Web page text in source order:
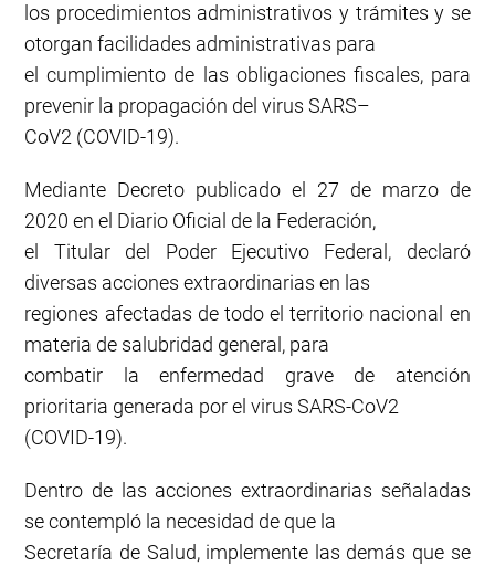
los procedimientos administrativos y trámites y se
otorgan facilidades administrativas para
el cumplimiento de las obligaciones fiscales, para
prevenir la propagación del virus SARS–
CoV2 (COVID-19).
Mediante Decreto publicado el 27 de marzo de
2020 en el Diario Oficial de la Federación,
el Titular del Poder Ejecutivo Federal, declaró
diversas acciones extraordinarias en las
regiones afectadas de todo el territorio nacional en
materia de salubridad general, para
combatir la enfermedad grave de atención
prioritaria generada por el virus SARS-CoV2
(COVID-19).
Dentro de las acciones extraordinarias señaladas
se contempló la necesidad de que la
Secretaría de Salud, implemente las demás que se